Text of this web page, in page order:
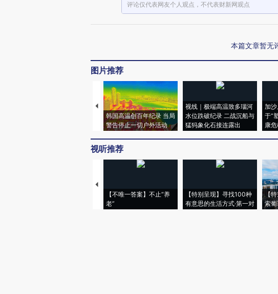
评论仅代表网友个人观点，不代表财新网观点
本篇文章暂无
图片推荐
韩国高温创百年纪录 当局
警告停止一切户外活动
视线｜极端高温致多瑙河
水位跌破纪录 二战沉船与
猛犸象化石接连露出
加
于“
康
视听推荐
【不唯一答案】不止“养
老”
【特别呈现】寻找100种
有意思的生活方式·第一对
【
索